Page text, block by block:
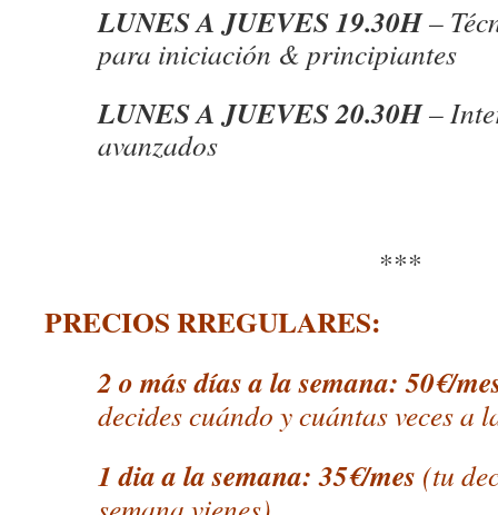
LUNES A JUEVES 19.30H–
para iniciación & principiantes
LUNES AJUEVES20.30H–
avanzados
***
PRECIOS RREGULARES:
2 o más días a la semana: 50€/
decides cuándo y cuántas veces a
1 dia a la semana: 35€/mes (tu